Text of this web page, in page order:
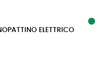
ELETTRICO